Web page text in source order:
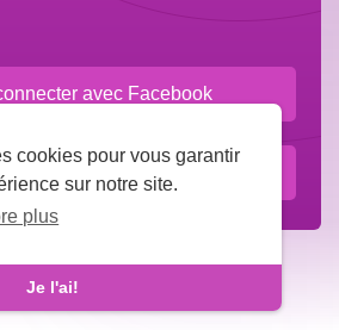
cookies pour vous garantir
sur notre site.
plus
Je l'ai!
avec Facebook
vous avec Google